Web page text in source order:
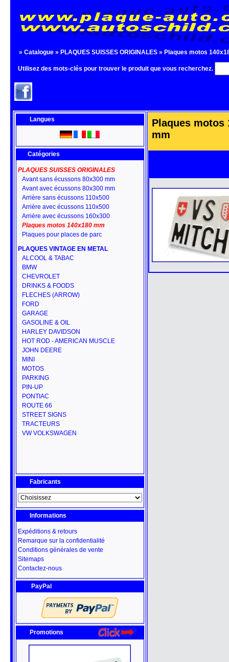
» Catalogue » PLAQUES SUISSES ORIGINALES » Plaques motos
Utilisez des mots-clés pour trouver le produit que vous recherchez.
Langues
Catégories
PLAQUES SUISSES ORIGINALES
Avant sans écussons 80x300 mm
Avant avec écussons 80x300 mm
Arrière sans écussons 110x500
Arrière avec écussons 110x500
Arrière avec écussons 160x300
Plaques motos 140x180 mm
Plaques pour places de parc
PLAQUES VINTAGE EN METAL
ALCOOL & TABAC
BMW
CHEVROLET
DRINKS & FOODS
FLECHES (ARROW)
FORD
GARAGE
GASOLINE & OIL
HARLEY DAVIDSON
HOT ROD - AMERICAN MUSCLE
JOHN DEERE
MINI
MOTOS
PARKING
PIN-UP
PONTIAC
ROUTE 66
STREET SIGNS
TRACTEURS
VW VOLKSWAGEN
Fabricants
Informations
Expéditions & retours
Remarque sur la confidentialité
Conditions générales de vente
Sitemaps
Contactez-nous
PayPal
Promotions
Plaques motos
mm